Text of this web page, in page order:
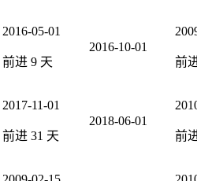
2016-05-01
前进 9 天
2016-10-01
前
2017-11-01
前进 31 天
2018-06-01
前